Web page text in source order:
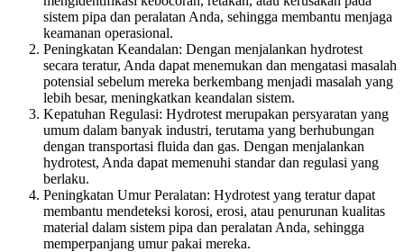
sistem pipa dan peralatan Anda, sehingga membantu menjaga
keamanan operasional.
Peningkatan Keandalan: Dengan menjalankan hydrotest
secara teratur, Anda dapat menemukan dan mengatasi masalah
potensial sebelum mereka berkembang menjadi masalah yang
lebih besar, meningkatkan keandalan sistem.
Kepatuhan Regulasi: Hydrotest merupakan persyaratan yang
umum dalam banyak industri, terutama yang berhubungan
dengan transportasi fluida dan gas. Dengan menjalankan
hydrotest, Anda dapat memenuhi standar dan regulasi yang
berlaku.
Peningkatan Umur Peralatan: Hydrotest yang teratur dapat
membantu mendeteksi korosi, erosi, atau penurunan kualitas
material dalam sistem pipa dan peralatan Anda, sehingga
memperpanjang umur pakai mereka.